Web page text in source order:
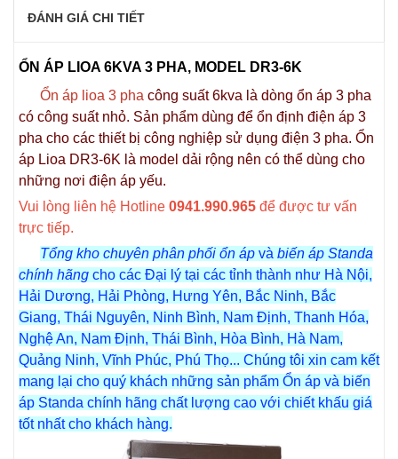
ĐÁNH GIÁ CHI TIẾT
ỔN ÁP LIOA 6KVA 3 PHA, MODEL DR3-6K
Ổn áp lioa 3 pha công suất 6kva là dòng ổn áp 3 pha
có công suất nhỏ. Sản phẩm dùng để ổn định điện áp 3
pha cho các thiết bị công nghiệp sử dụng điện 3 pha. Ổn
áp Lioa DR3-6K là model dải rộng nên có thể dùng cho
những nơi điện áp yếu.
Vui lòng liên hệ Hotline 0941.990.965 để được tư vấn
trực tiếp.
Tổng kho chuyên phân phối ổn áp và biến áp Standa
chính hãng cho các Đại lý tại các tỉnh thành như Hà Nội,
Hải Dương, Hải Phòng, Hưng Yên, Bắc Ninh, Bắc
Giang, Thái Nguyên, Ninh Bình, Nam Định, Thanh Hóa,
Nghệ An, Nam Định, Thái Bình, Hòa Bình, Hà Nam,
Quảng Ninh, Vĩnh Phúc, Phú Thọ... Chúng tôi xin cam kết
mang lại cho quý khách những sản phẩm Ổn áp và biến
áp Standa chính hãng chất lượng cao với chiết khấu giá
tốt nhất cho khách hàng.